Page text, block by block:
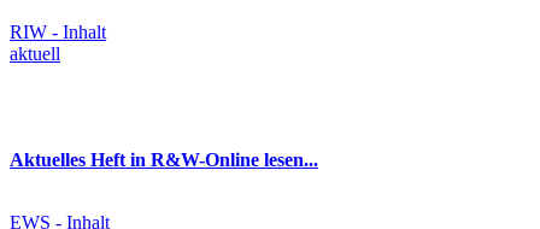
RIW - Inhalt
aktuell
Aktuelles Heft in R&W-Online lesen...
EWS - Inhalt